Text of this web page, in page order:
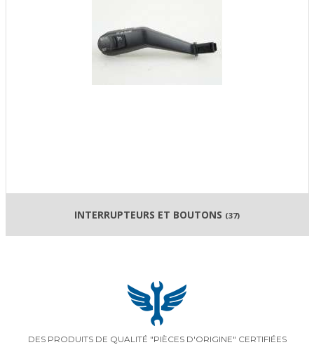
INTERRUPTEURS ET BOUTONS (37)
DES PRODUITS DE QUALITÉ "PIÈCES D'ORIGINE" CERTIFIÉES